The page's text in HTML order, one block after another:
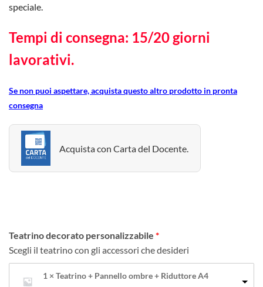
speciale.
Tempi di consegna: 15/20 giorni
lavorativi.
Se non puoi aspettare, acquista questo altro prodotto in pronta
consegna
Acquista con Carta del Docente.
Teatrino decorato personalizzabile
Scegli il teatrino con gli accessori che desideri
1 × Teatrino + Pannello ombre + Riduttore A4